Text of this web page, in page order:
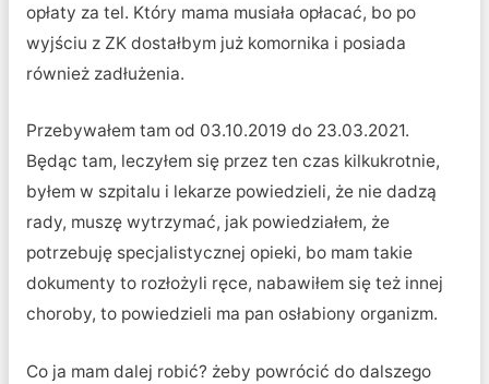
opłaty za tel. Który mama musiała opłacać, bo po
wyjściu z ZK dostałbym już komornika i posiada
również zadłużenia.
Przebywałem tam od 03.10.2019 do 23.03.2021.
Będąc tam, leczyłem się przez ten czas kilkukrotnie,
byłem w szpitalu i lekarze powiedzieli, że nie dadzą
rady, muszę wytrzymać, jak powiedziałem, że
potrzebuję specjalistycznej opieki, bo mam takie
dokumenty to rozłożyli ręce, nabawiłem się też innej
choroby, to powiedzieli ma pan osłabiony organizm.
Co ja mam dalej robić? żeby powrócić do dalszego